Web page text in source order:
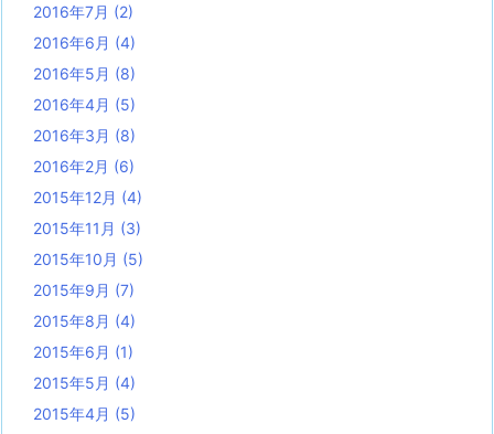
2016年7月 (2)
2016年6月 (4)
2016年5月 (8)
2016年4月 (5)
2016年3月 (8)
2016年2月 (6)
2015年12月 (4)
2015年11月 (3)
2015年10月 (5)
2015年9月 (7)
2015年8月 (4)
2015年6月 (1)
2015年5月 (4)
2015年4月 (5)